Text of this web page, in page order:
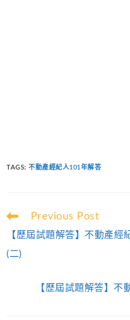
TAGS:不動產經紀人101年解答
Read
articles
Previous Post
【歷屆試題解答】不動產
(二)
【歷屆試題解答】不